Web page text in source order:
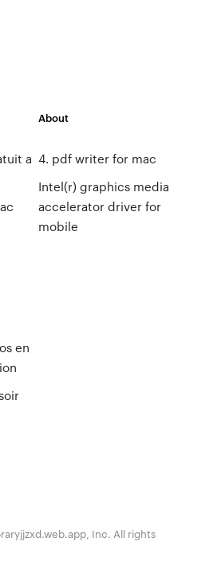
a
About
4. pdf writer for mac
Intel(r) graphics media
accelerator driver for
mobile
en
Inc. All rights